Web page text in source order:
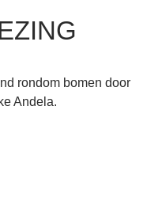
rondom bomen door
Andela.